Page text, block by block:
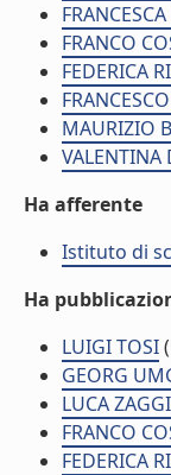
FRANCO
FEDERICA
MAURIZIO
VALENTINA
Ha afferente
Istituto di
Ha
LUIGI TOSI
GEORG
LUCA
FRANCO
FEDERICA